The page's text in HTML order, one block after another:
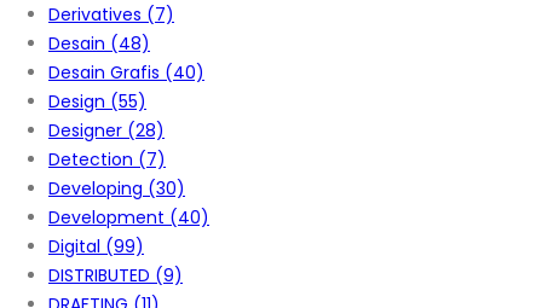
Derivatives (7)
Desain (48)
Desain Grafis (40)
Design (55)
Designer (28)
Detection (7)
Developing (30)
Development (40)
Digital (99)
DISTRIBUTED (9)